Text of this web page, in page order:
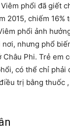
phổi đã giết
2015, chiếm 16%
phổi ảnh
nhưng phổ
Châu Phi. Trẻ em
có thể chỉ phải
trị bằng thuốc